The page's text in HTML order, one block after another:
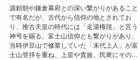
源頼朝や鎌倉幕府との深い繋がりがあること
で有名だが、古代から信仰の地とされてお
り、推古天皇の時代には「走湯権現」と言う
神号を賜る。富士山信仰とも繋がりがあり、
当時伊豆山で修業していた「末代上人」が富
士山登拝を重ね、上皇や貴族、民衆にその...